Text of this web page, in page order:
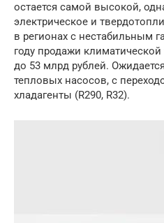
остается самой высокой,
электрическое и
в регионах с нестабильным
году продажи
до 53 млрд рублей.
тепловых насосов, с
хладагенты (R290, R32).